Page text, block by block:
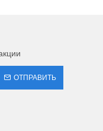
ОТПРАВИТЬ